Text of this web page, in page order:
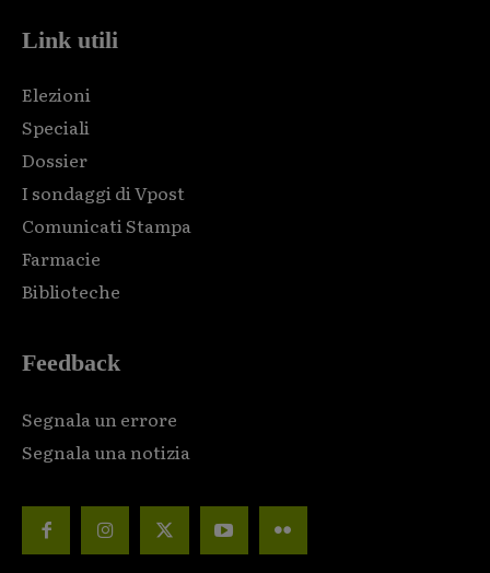
Link utili
Elezioni
Speciali
Dossier
I sondaggi di Vpost
Comunicati Stampa
Farmacie
Biblioteche
Feedback
Segnala un errore
Segnala una notizia